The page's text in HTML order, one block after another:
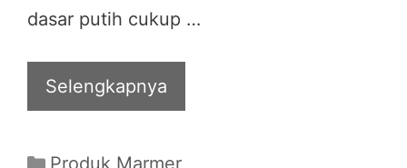
dasar putih cukup …
Selengkapnya
Categories
Produk Marmer